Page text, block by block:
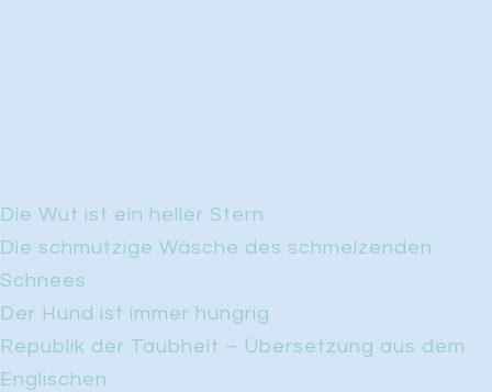
Die Wut ist ein heller Stern
Die schmutzige Wäsche des schmelzenden
Schnees
Der Hund ist immer hungrig
Republik der Taubheit – Übersetzung aus dem
Englischen